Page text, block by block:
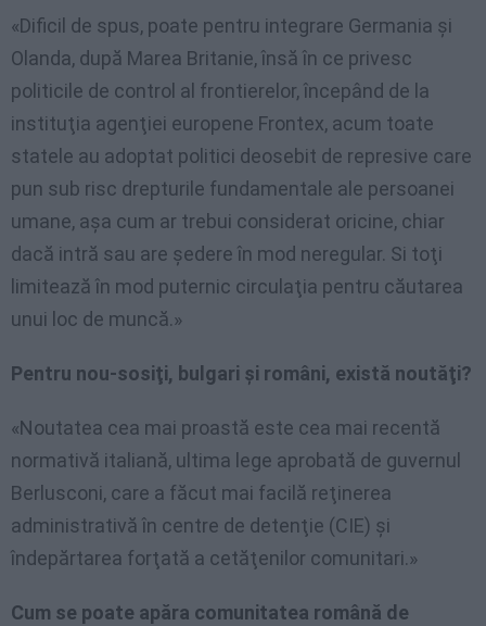
«Dificil de spus, poate pentru integrare Germania şi
Olanda, după Marea Britanie, însă în ce privesc
politicile de control al frontierelor, începând de la
instituţia agenţiei europene Frontex, acum toate
statele au adoptat politici deosebit de represive care
pun sub risc drepturile fundamentale ale persoanei
umane, aşa cum ar trebui considerat oricine, chiar
dacă intră sau are şedere în mod neregular. Si toţi
limitează în mod puternic circulaţia pentru căutarea
unui loc de muncă.»
Pentru nou-sosiţi, bulgari şi români, există noutăţi?
«Noutatea cea mai proastă este cea mai recentă
normativă italiană, ultima lege aprobată de guvernul
Berlusconi, care a făcut mai facilă reţinerea
administrativă în centre de detenţie (CIE) şi
îndepărtarea forţată a cetăţenilor comunitari.»
Cum se poate apăra comunitatea română de